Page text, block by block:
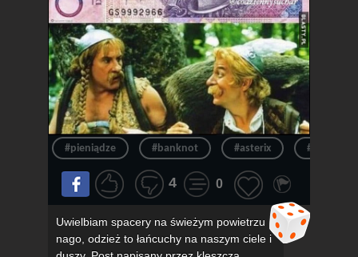
#pieniądze #banknot #asterix #pieniądz
4 0
Uwielbiam spacery na świeżym powietrzu
nago, odzież to łańcuchy na naszym ciele i